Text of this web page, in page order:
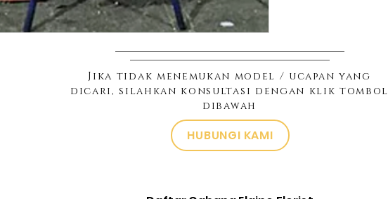
Jika tidak menemukan model / ucapan yang
dicari, silahkan konsultasi dengan klik tombol
dibawah
HUBUNGI KAMI